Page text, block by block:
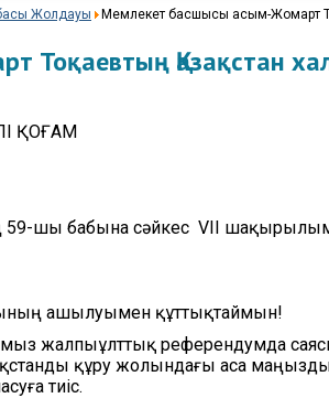
Жылдық сатып алу
Жолдауы Мемлекет басшысы Қасым-Жомарт
Тоқаевтың Қазақстан
ҚОҒАМ
59-шы бабына сәйкес VII
ашылуымен құттықтаймын!
жалпыұлттық референдумда
құру жолындағы аса
тиіс.